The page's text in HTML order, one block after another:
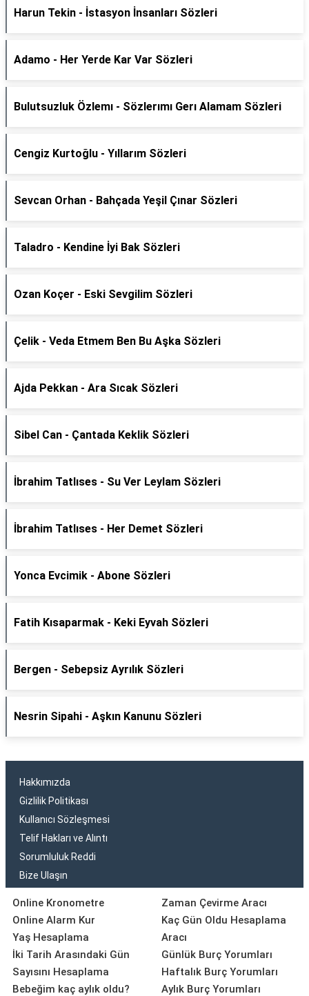
Harun Tekin - İstasyon İnsanları Sözleri
Adamo - Her Yerde Kar Var Sözleri
Bulutsuzluk Özlemı - Sözlerımı Gerı Alamam Sözleri
Cengiz Kurtoğlu - Yıllarım Sözleri
Sevcan Orhan - Bahçada Yeşil Çınar Sözleri
Taladro - Kendine İyi Bak Sözleri
Ozan Koçer - Eski Sevgilim Sözleri
Çelik - Veda Etmem Ben Bu Aşka Sözleri
Ajda Pekkan - Ara Sıcak Sözleri
Sibel Can - Çantada Keklik Sözleri
İbrahim Tatlıses - Su Ver Leylam Sözleri
İbrahim Tatlıses - Her Demet Sözleri
Yonca Evcimik - Abone Sözleri
Fatih Kısaparmak - Keki Eyvah Sözleri
Bergen - Sebepsiz Ayrılık Sözleri
Nesrin Sipahi - Aşkın Kanunu Sözleri
Hakkımızda
Gizlilik Politikası
Kullanıcı Sözleşmesi
Telif Hakları ve Alıntı
Sorumluluk Reddi
Bize Ulaşın
Online Kronometre
Online Alarm Kur
Yaş Hesaplama
İki Tarih Arasındaki Gün
Sayısını Hesaplama
Bebeğim kaç aylık oldu?
Zaman Çevirme Aracı
Kaç Gün Oldu Hesaplama
Aracı
Günlük Burç Yorumları
Haftalık Burç Yorumları
Aylık Burç Yorumları